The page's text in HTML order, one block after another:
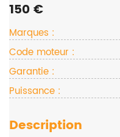
150 €
Marques :
Code moteur :
Garantie :
Puissance :
Description